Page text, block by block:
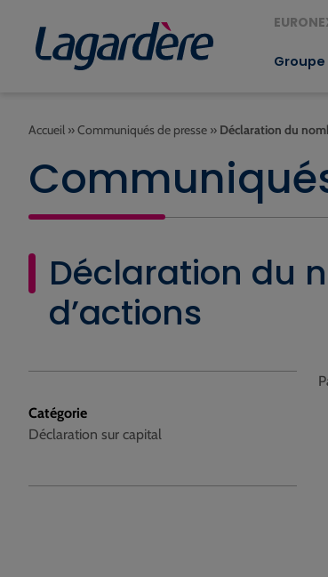
Groupe
Accueil »Communiqués de presse » Déclaration du
Déclaration du
d’actions
Catégorie
Déclaration sur capital